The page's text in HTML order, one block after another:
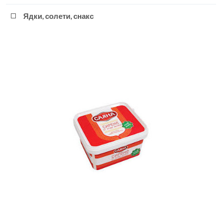
Ядки, солети, снакс